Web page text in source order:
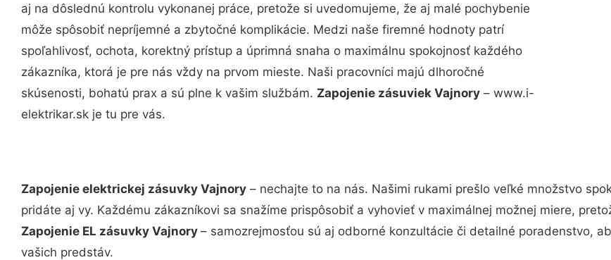
aj na dôslednú kontrolu vykonanej práce, pretože si uvedomujeme, že aj malé pochybenie
môže spôsobiť nepríjemné a zbytočné komplikácie. Medzi naše firemné hodnoty patrí
spoľahlivosť, ochota, korektný prístup a úprimná snaha o maximálnu spokojnosť každého
zákazníka, ktorá je pre nás vždy na prvom mieste. Naši pracovníci majú dlhoročné
skúsenosti, bohatú prax a sú plne k vašim službám. Zapojenie zásuviek Vajnory – www.i-
elektrikar.sk je tu pre vás.
Zapojenie elektrickej zásuvky Vajnory – nechajte to na nás. Našimi rukami prešlo veľké množstvo
pridáte aj vy. Každému zákazníkovi sa snažíme prispôsobiť a vyhovieť v maximálnej možnej miere,
Zapojenie EL zásuvky Vajnory – samozrejmosťou sú aj odborné konzultácie či detailné poradenstvo,
vašich predstáv.